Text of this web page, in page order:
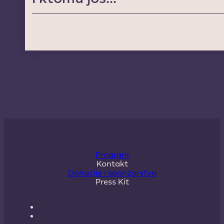
Program
Kontakt
Donacije i sponzorstva
Press Kit